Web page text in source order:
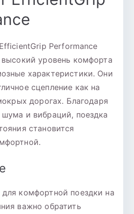
Performance
уровень комфорта
характеристики. Они
сцепление как на
дорогах. Благодаря
и вибраций, поездка
становится
комфортной поездки на
важно обратить